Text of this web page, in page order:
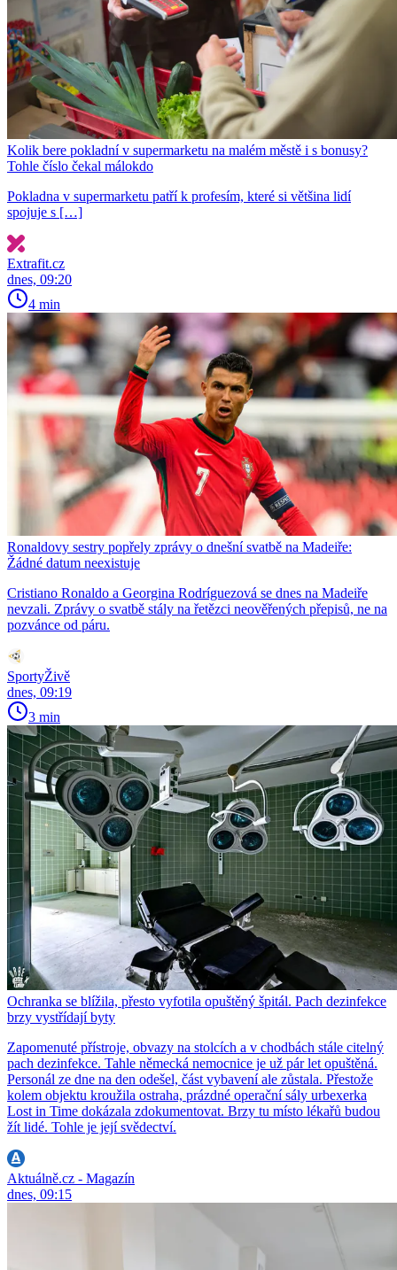
Kolik bere pokladní v supermarketu na malém městě i s bonusy?
Tohle číslo čekal málokdo
Pokladna v supermarketu patří k profesím, které si většina lidí
spojuje s […]
Extrafit.cz
dnes, 09:20
4 min
Ronaldovy sestry popřely zprávy o dnešní svatbě na Madeiře:
Žádné datum neexistuje
Cristiano Ronaldo a Georgina Rodríguezová se dnes na Madeiře
nevzali. Zprávy o svatbě stály na řetězci neověřených přepisů, ne na
pozvánce od páru.
SportyŽivě
dnes, 09:19
3 min
Ochranka se blížila, přesto vyfotila opuštěný špitál. Pach dezinfekce
brzy vystřídají byty
Zapomenuté přístroje, obvazy na stolcích a v chodbách stále citelný
pach dezinfekce. Tahle německá nemocnice je už pár let opuštěná.
Personál ze dne na den odešel, část vybavení ale zůstala. Přestože
kolem objektu kroužila ostraha, prázdné operační sály urbexerka
Lost in Time dokázala zdokumentovat. Brzy tu místo lékařů budou
žít lidé. Tohle je její svědectví.
Aktuálně.cz - Magazín
dnes, 09:15